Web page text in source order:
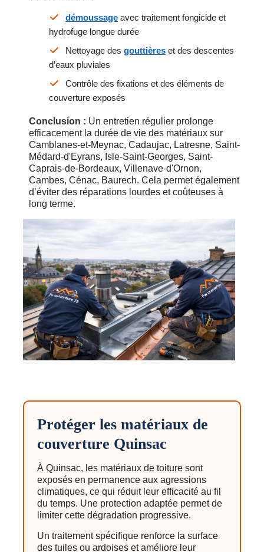
démoussage avec traitement fongicide et
hydrofuge longue durée
Nettoyage des gouttières et des descentes
d’eaux pluviales
Contrôle des fixations et des éléments de
couverture exposés
Conclusion : Un entretien régulier prolonge
efficacement la durée de vie des matériaux sur
Camblanes-et-Meynac, Cadaujac, Latresne, Saint-
Médard-d'Eyrans, Isle-Saint-Georges, Saint-
Caprais-de-Bordeaux, Villenave-d'Ornon,
Cambes, Cénac, Baurech. Cela permet également
d’éviter des réparations lourdes et coûteuses à
long terme.
Protéger les matériaux de
couverture Quinsac
À Quinsac, les matériaux de toiture sont
exposés en permanence aux agressions
climatiques, ce qui réduit leur efficacité au fil
du temps. Une protection adaptée permet de
limiter cette dégradation progressive.
Un traitement spécifique renforce la surface
des tuiles ou ardoises et améliore leur